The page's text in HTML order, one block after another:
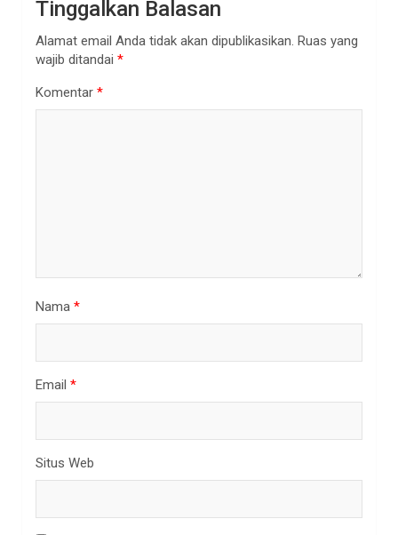
Tinggalkan Balasan
Alamat email Anda tidak akan dipublikasikan. Ruas yang
wajib ditandai *
Komentar *
Nama *
Email *
Situs Web